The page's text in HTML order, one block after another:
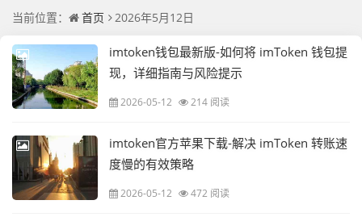
当前位置： 首页 2026年5月12日
imtoken钱包最新版-如何将 imToken 钱包提
现，详细指南与风险提示
2026-05-12 214 阅读
imtoken官方苹果下载-解决 imToken 转账速
度慢的有效策略
2026-05-12 472 阅读